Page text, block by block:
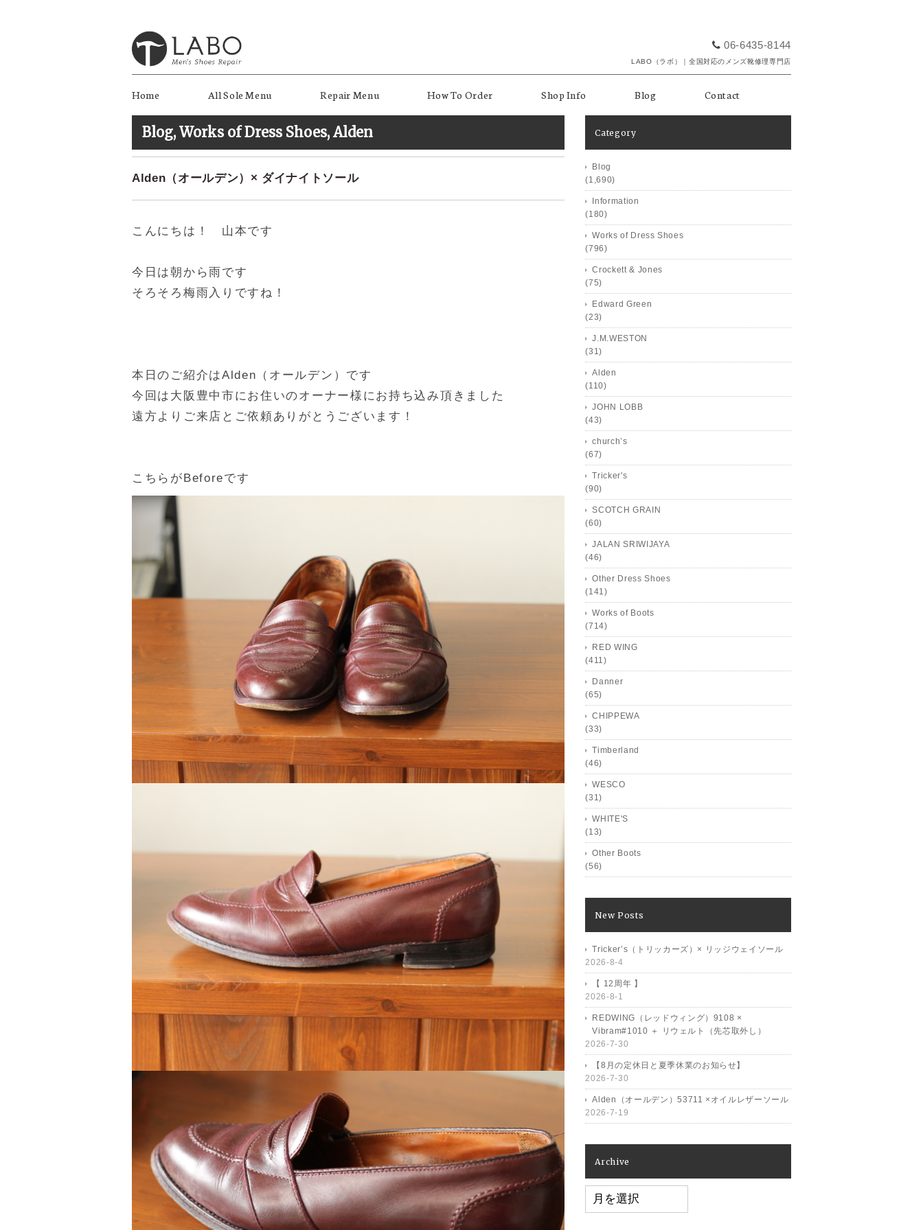
06-6435-8144
LABO（ラボ）｜全国対応のメンズ靴修理専門店
Home All Sole Menu Repair Menu How To Order Shop Info Blog Contact
Blog, Works of Dress Shoes, Alden
Alden（オールデン）× ダイナイトソール
こんにちは！ 山本です
今日は朝から雨です
そろそろ梅雨入りですね！
本日のご紹介はAlden（オールデン）です
今回は大阪豊中市にお住いのオーナー様にお持ち込み頂きました
遠方よりご来店とご依頼ありがとうございます！
こちらがBeforeです
Category
Blog
(1,690)
Information
(180)
Works of Dress Shoes
(796)
Crockett & Jones
(75)
Edward Green
(23)
J.M.WESTON
(31)
Alden
(110)
JOHN LOBB
(43)
church’s
(67)
Tricker's
(90)
SCOTCH GRAIN
(60)
JALAN SRIWIJAYA
(46)
Other Dress Shoes
(141)
Works of Boots
(714)
RED WING
(411)
Danner
(65)
CHIPPEWA
(33)
Timberland
(46)
WESCO
(31)
WHITE'S
(13)
Other Boots
(56)
New Posts
Tricker’s（トリッカーズ）× リッジウェイソール
2026-8-4
【 12周年 】
2026-8-1
REDWING（レッドウィング）9108 ×
Vibram#1010 ＋ リウェルト（先芯取外し）
2026-7-30
【8月の定休日と夏季休業のお知らせ】
2026-7-30
Alden（オールデン）53711 ×オイルレザーソール
2026-7-19
Archive
Archive